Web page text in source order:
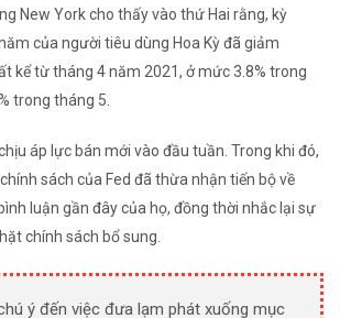
New York cho thấy vào thứ Hai rằng, kỳ
của người tiêu dùng Hoa Kỳ đã giảm
kể từ tháng 4 năm 2021, ở mức 3.8% trong
trong tháng 5.
áp lực bán mới vào đầu tuần. Trong khi đó,
sách của Fed đã thừa nhận tiến bộ về
luận gần đây của họ, đồng thời nhắc lại sự
chính sách bổ sung.
ý đến việc đưa lạm phát xuống mục